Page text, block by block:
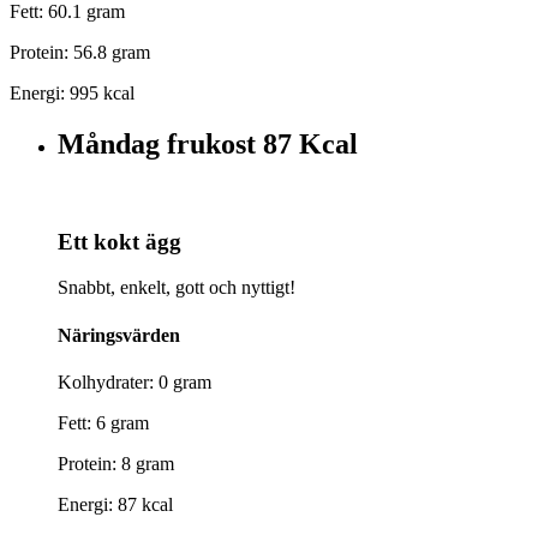
Fett: 60.1 gram
Protein: 56.8 gram
Energi: 995 kcal
Måndag frukost 87 Kcal
Ett kokt ägg
Snabbt, enkelt, gott och nyttigt!
Näringsvärden
Kolhydrater: 0 gram
Fett: 6 gram
Protein: 8 gram
Energi: 87 kcal